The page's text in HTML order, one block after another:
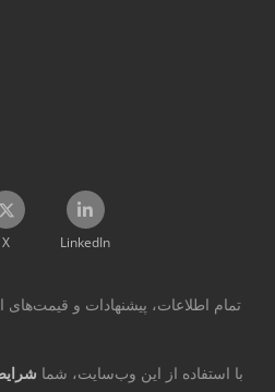
X LinkedIn
تمام اطلاعات، پیشنهادات و قیمت‌های
با استفاده از این وب‌سایت، شما